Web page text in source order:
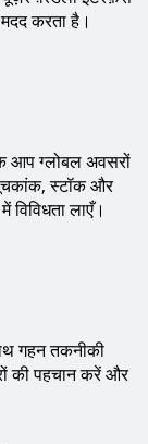
करता है।
आप ग्लोबल अवसरों
स्टॉक और
विविधता लाएँ।
गहन तकनीकी
की पहचान करें और